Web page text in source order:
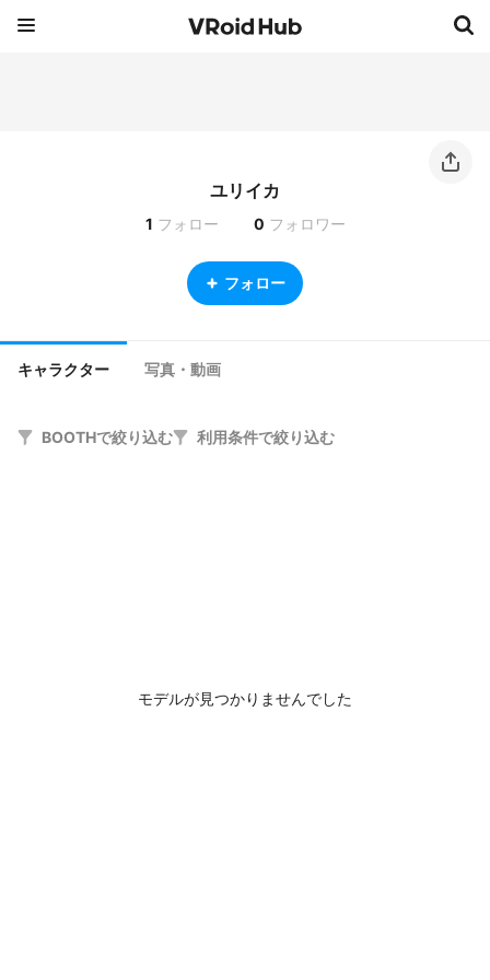
ユリイカ
1 フォロー 0 フォロワー
フォロー
キャラクター 写真・動画
BOOTHで絞り込む 利用条件で絞り込む
モデルが見つかりませんでした